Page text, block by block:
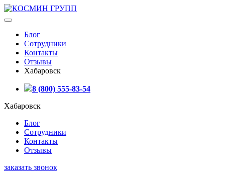
Блог
Сотрудники
Контакты
Отзывы
Хабаровск
8 (800) 555-83-54
Хабаровск
Блог
Сотрудники
Контакты
Отзывы
заказать звонок